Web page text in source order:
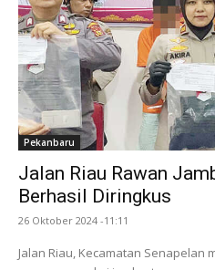
Pekanbaru
Jalan Riau Rawan
Berhasil Diringkus
26 Oktober 2024 -11:11
Jalan Riau, Kecamatan Senapelan